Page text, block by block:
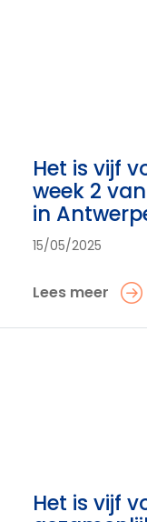
Het is vijf
week 2
in
15/05/2025
Lees meer
Het is vijf